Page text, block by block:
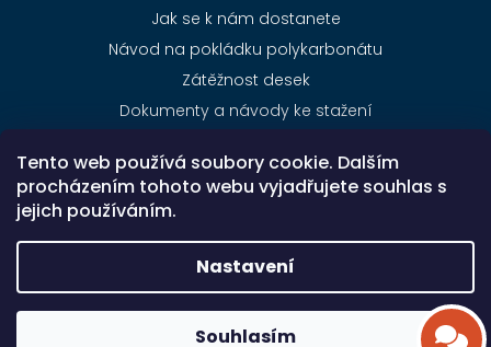
Tento web používá soubory cookie. Dalším
procházením tohoto webu vyjadřujete souhlas s
jejich používáním.
Nastavení
Souhlasím
Jak se k nám dostanete
Návod na pokládku polykarbonátu
Zátěžnost desek
Dokumenty a návody ke stažení
Kontakty
Copyright 2026NejlevnějšíPolykarbonát.cz. Všechna